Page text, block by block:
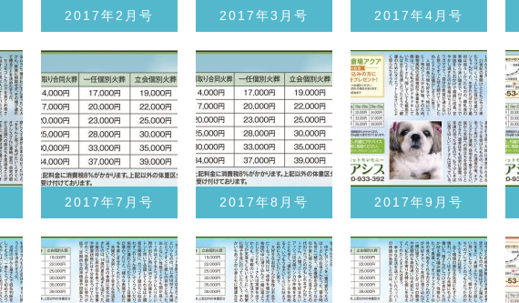
2017年2月号 2017年3月号 2017年4月号
2017年7月号 2017年8月号 2017年9月号